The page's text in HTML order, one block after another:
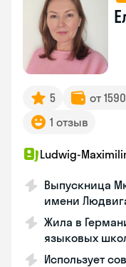
5 от
1 отзыв
Ludwig-
Выпускница
имени
Жила в
языковых
Использует